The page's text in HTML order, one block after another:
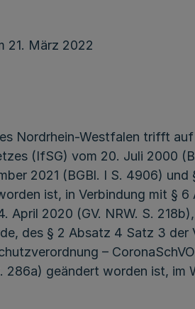
21. März 2022
Nordrhein-Westfalen trifft
(IfSG) vom 20. Juli 2000
2021 (BGBl. I S. 4906) und
ist, in Verbindung mit §
2020 (GV. NRW. S.
des § 2 Absatz 4 Satz 3 der
–
geändert worden ist, im